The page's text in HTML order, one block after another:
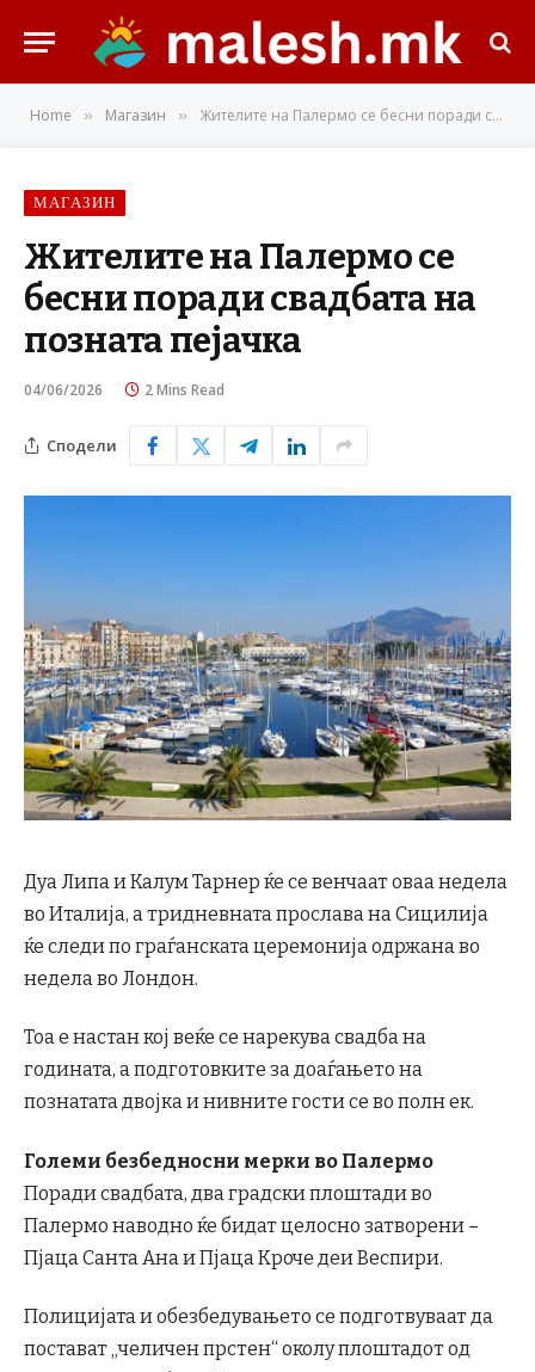
Home » Магазин » Жителите на Палермо се бесни поради свадбата на позната пејачка
МАГАЗИН
Жителите на Палермо се
бесни поради свадбата на
позната пејачка
04/06/2026 2 Mins Read
Сподели
Дуа Липа и Калум Тарнер ќе се венчаат оваа недела
во Италија, а тридневната прослава на Сицилија
ќе следи по граѓанската церемонија одржана во
недела во Лондон.
Тоа е настан кој веќе се нарекува свадба на
годината, а подготовките за доаѓањето на
познатата двојка и нивните гости се во полн ек.
Големи безбедносни мерки во Палермо
Поради свадбата, два градски плоштади во
Палермо наводно ќе бидат целосно затворени –
Пјаца Санта Ана и Пјаца Кроче деи Веспири.
Полицијата и обезбедувањето се подготвуваат да
постават „челичен прстен“ околу плоштадот од